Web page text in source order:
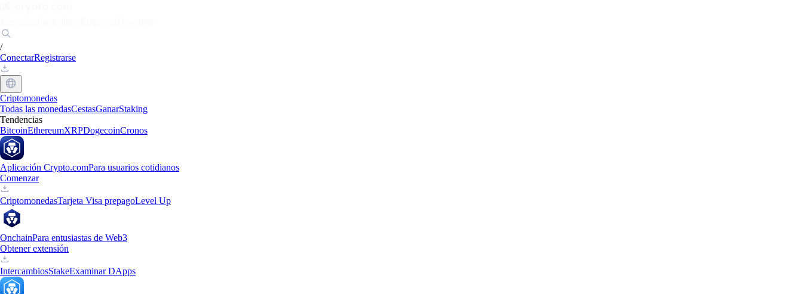
/
ConectarRegistrarse
Criptomonedas
Todas las monedasCestasGanarStaking
Tendencias
BitcoinEthereumXRPDogecoinCronos
Aplicación Crypto.comPara usuarios cotidianos
Comenzar
CriptomonedasTarjeta Visa prepagoLevel Up
OnchainPara entusiastas de Web3
Obtener extensión
IntercambiosStakeExaminar DApps